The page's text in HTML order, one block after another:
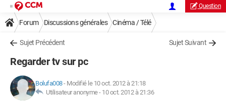
Question
Forum Discussions générales Cinéma / Télé
Sujet Précédent Sujet Suivant
Regarder tv sur pc
Bolufa008- Modifié le 10 oct. 2012 à 21:18
Utilisateur anonyme - 10 oct. 2012 à 21:36